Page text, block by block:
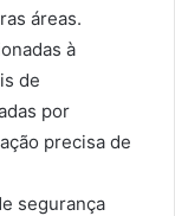
áreas.
à
de
por
precisa de
segurança